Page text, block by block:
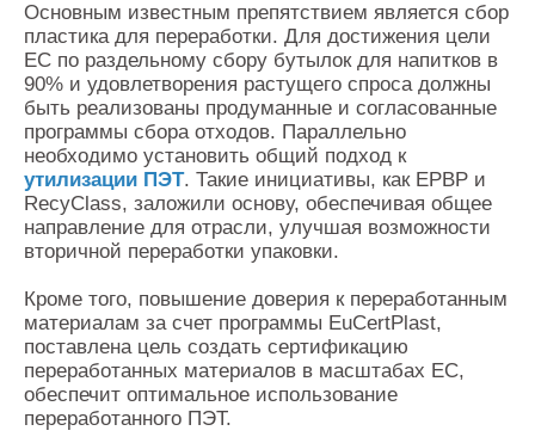
Основным известным препятствием является сбор
пластика для переработки. Для достижения цели
ЕС по раздельному сбору бутылок для напитков в
90% и удовлетворения растущего спроса должны
быть реализованы продуманные и согласованные
программы сбора отходов. Параллельно
необходимо установить общий подход к
утилизации ПЭТ. Такие инициативы, как EPBP и
RecyClass, заложили основу, обеспечивая общее
направление для отрасли, улучшая возможности
вторичной переработки упаковки.
Кроме того, повышение доверия к переработанным
материалам за счет программы EuCertPlast,
поставлена цель создать сертификацию
переработанных материалов в масштабах ЕС,
обеспечит оптимальное использование
переработанного ПЭТ.